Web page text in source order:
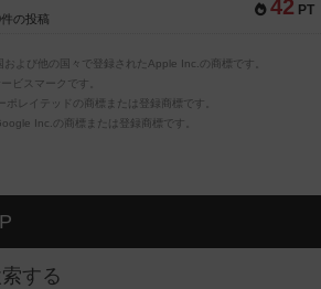
42 PT
件の投稿
よび他の国々で登録されたApple Inc.の商標です。
ビスマークです。
レイテッドの商標または登録商標です。
Inc.の商標または登録商標です。
する